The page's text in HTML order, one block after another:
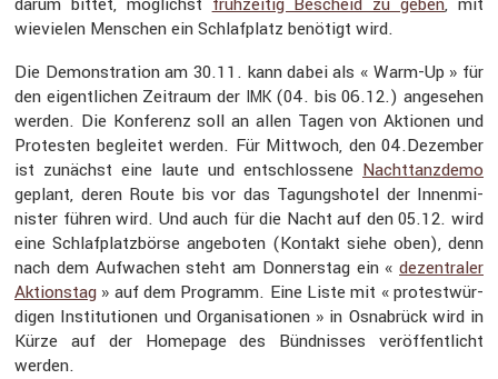
wievielen Menschen ein Schlaf­platz benötigt wird.
Die Demons­tra­tion am 30.11. kann dabei als « Warm-Up » für
den eigent­li­chen Zeitraum der IMK(04. bis 06.12.) angesehen
werden. Die Konfe­renz soll an allen Tagen von Aktionen und
Protesten begleitet werden. Für Mittwoch, den 04.Dezember
ist zunächst eine laute und entschlos­sene Nacht­tanz­demo
geplant, deren Route bis vor das Tagungs­hotel der Innen­mi­
nister führen wird. Und auch für die Nacht auf den 05.12. wird
eine Schlaf­platz­börse angeboten (Kontakt siehe oben), denn
nach dem Aufwa­chen steht am Donnerstag ein « dezen­traler
Aktionstag » auf dem Programm. Eine Liste mit « protest­wür­
digen Insti­tu­tionen und Organi­sa­tionen » in Osnabrück wird in
Kürze auf der Homepage des Bündnisses veröf­fent­licht
werden.